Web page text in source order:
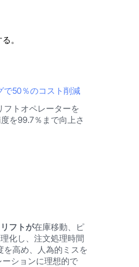
。
で50％のコスト削減
フトオペレーターを
を99.7％まで向上さ
フトが在庫移動、ピ
化し、注文処理時間
を高め、人為的ミスを
ションに理想的で